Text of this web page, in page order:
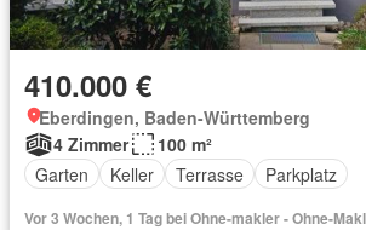
410.000 €
Eberdingen, Baden-Württemberg
4 Zimmer
100 m²
Garten
Keller Terrasse Parkplatz
Vor 3 Wochen, 1 Tag bei Ohne-makler - Ohne-